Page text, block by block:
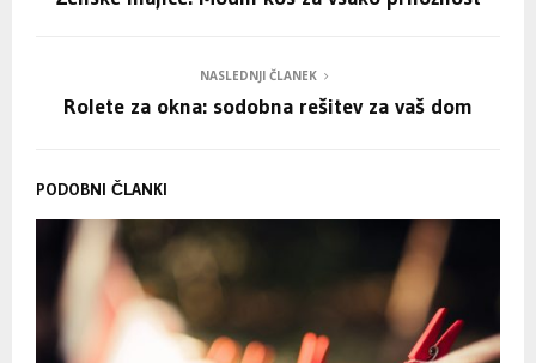
NASLEDNJI ČLANEK
Rolete za okna: sodobna rešitev za vaš dom
PODOBNI ČLANKI